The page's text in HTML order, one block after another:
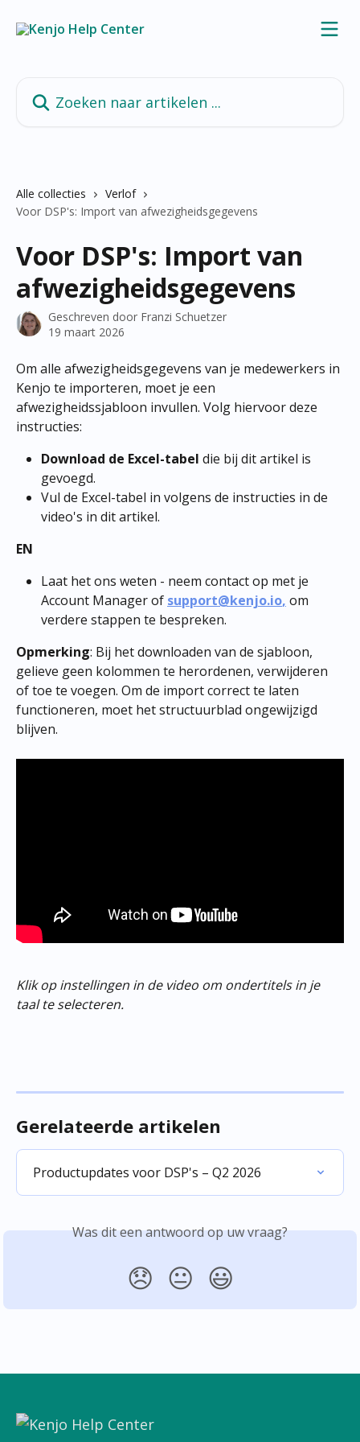
Alle collecties
Verlof
Voor DSP's: Import van afwezigheidsgegevens
Voor DSP's: Import van
afwezigheidsgegevens
Geschreven door Franzi Schuetzer
19 maart 2026
Om alle afwezigheidsgegevens van je medewerkers in
Kenjo te importeren, moet je een
afwezigheidssjabloon invullen. Volg hiervoor deze
instructies:
Download de Excel-tabel die bij dit artikel is
gevoegd.
Vul de Excel-tabel in volgens de instructies in de
video's in dit artikel.​
EN
Laat het ons weten - neem contact op met je
Account Manager of support@kenjo.io, om
verdere stappen te bespreken.
Opmerking: Bij het downloaden van de sjabloon,
gelieve geen kolommen te herordenen, verwijderen
of toe te voegen. Om de import correct te laten
functioneren, moet het structuurblad ongewijzigd
blijven.
Klik op instellingen in de video om ondertitels in je
taal te selecteren.
Gerelateerde artikelen
Productupdates voor DSP's – Q2 2026
Was dit een antwoord op uw vraag?
😞 😐 😃